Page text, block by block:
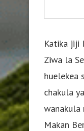
Katika jiji
Ziwa la
huelekea
chakula
wanakula
Makan